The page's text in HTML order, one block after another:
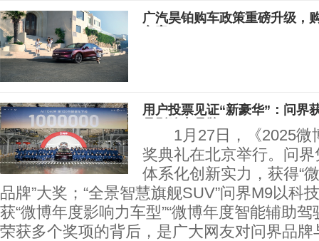
广汽昊铂购车政策重磅升级，
用户投票见证“新豪华”：问界
1月27日，《2025微
奖典礼在北京举行。问界
体系化创新实力，获得“
品牌”大奖；“全景智慧旗舰SUV”问界M9以科
获“微博年度影响力车型”“微博年度智能辅助
荣获多个奖项的背后，是广大网友对问界品牌